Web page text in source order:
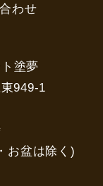
わせ
塗夢
949-1
お盆は除く)